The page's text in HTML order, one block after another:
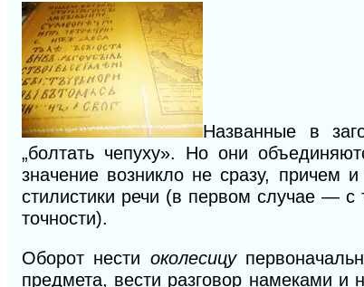
Названные в
„болтать чепуху». Но они
значение возникло не сразу, причем
стилистики речи (в первом случае — с
точности).
Оборот нести околесицу
предмета, вести разговор намеками и